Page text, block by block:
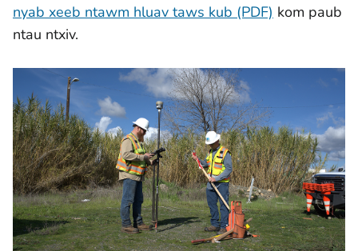
nyab xeeb ntawm hluav taws kub (PDF) kom paub
ntau ntxiv.